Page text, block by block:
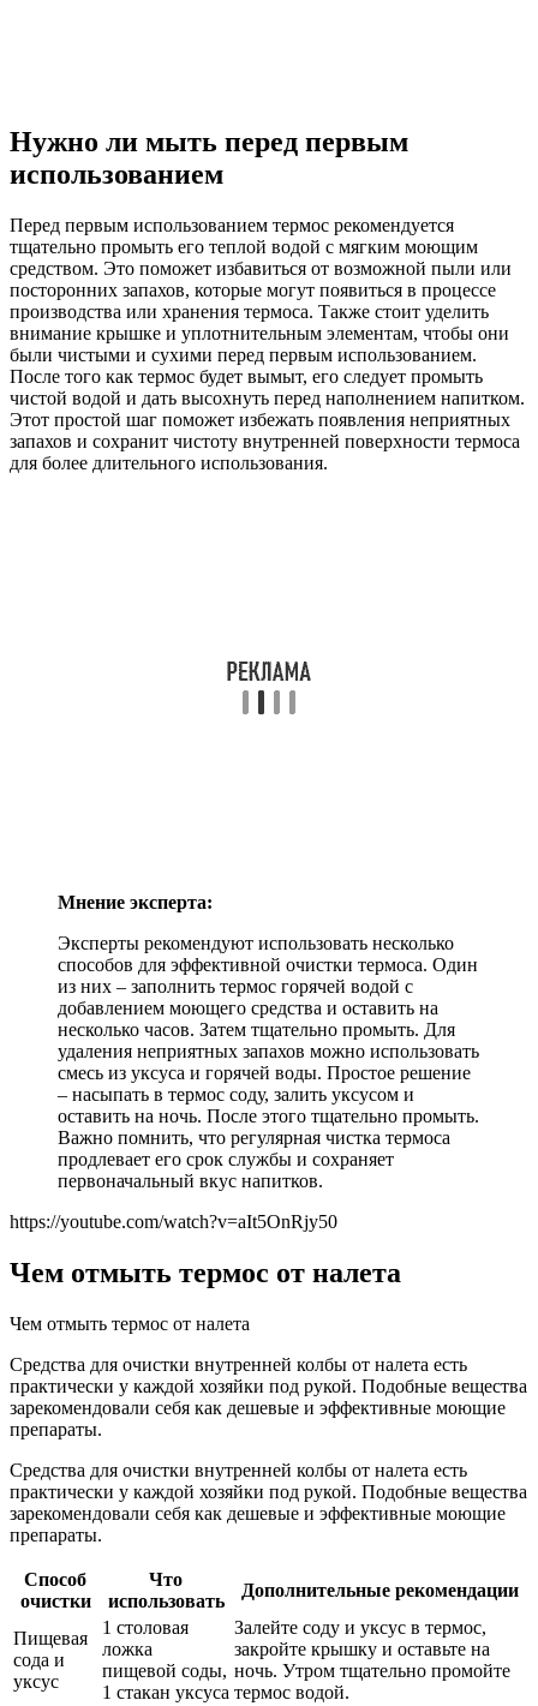
Нужно ли мыть перед первым
использованием
Перед первым использованием термос рекомендуется
тщательно промыть его теплой водой с мягким моющим
средством. Это поможет избавиться от возможной пыли или
посторонних запахов, которые могут появиться в процессе
производства или хранения термоса. Также стоит уделить
внимание крышке и уплотнительным элементам, чтобы они
были чистыми и сухими перед первым использованием.
После того как термос будет вымыт, его следует промыть
чистой водой и дать высохнуть перед наполнением напитком.
Этот простой шаг поможет избежать появления неприятных
запахов и сохранит чистоту внутренней поверхности термоса
для более длительного использования.
Мнение эксперта:
Эксперты рекомендуют использовать несколько
способов для эффективной очистки термоса. Один
из них – заполнить термос горячей водой с
добавлением моющего средства и оставить на
несколько часов. Затем тщательно промыть. Для
удаления неприятных запахов можно использовать
смесь из уксуса и горячей воды. Простое решение
– насыпать в термос соду, залить уксусом и
оставить на ночь. После этого тщательно промыть.
Важно помнить, что регулярная чистка термоса
продлевает его срок службы и сохраняет
первоначальный вкус напитков.
https://youtube.com/watch?v=aIt5OnRjy50
Чем отмыть термос от налета
Чем отмыть термос от налета
Средства для очистки внутренней колбы от налета есть
практически у каждой хозяйки под рукой. Подобные вещества
зарекомендовали себя как дешевые и эффективные моющие
препараты.
Средства для очистки внутренней колбы от налета есть
практически у каждой хозяйки под рукой. Подобные вещества
зарекомендовали себя как дешевые и эффективные моющие
препараты.
Способ
очистки
Что
использовать
Дополнительные рекомендации
Пищевая
сода и
уксус
1 столовая
ложка
пищевой соды,
1 стакан уксуса
Залейте соду и уксус в термос,
закройте крышку и оставьте на
ночь. Утром тщательно промойте
термос водой.